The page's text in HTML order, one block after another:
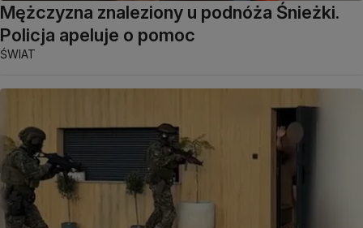
Mężczyzna znaleziony u podnóża Śnieżki.
Policja apeluje o pomoc
ŚWIAT